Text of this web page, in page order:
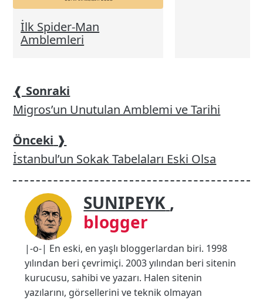
İlk Spider-Man
Amblemleri
❰ Sonraki
Migros’un Unutulan Amblemi ve Tarihi
Önceki ❱
İstanbul’un Sokak Tabelaları Eski Olsa
SUNIPEYK ,
blogger
|-o-| En eski, en yaşlı bloggerlardan biri. 1998
yılından beri çevrimiçi. 2003 yılından beri sitenin
kurucusu, sahibi ve yazarı. Halen sitenin
yazılarını, görsellerini ve teknik olmayan